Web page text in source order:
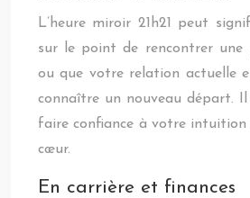
L’heure miroir 21h21 peut
sur le point de rencontrer une
ou que votre relation actuelle
connaître un nouveau départ.
faire confiance à votre
cœur.
En carrière et finances